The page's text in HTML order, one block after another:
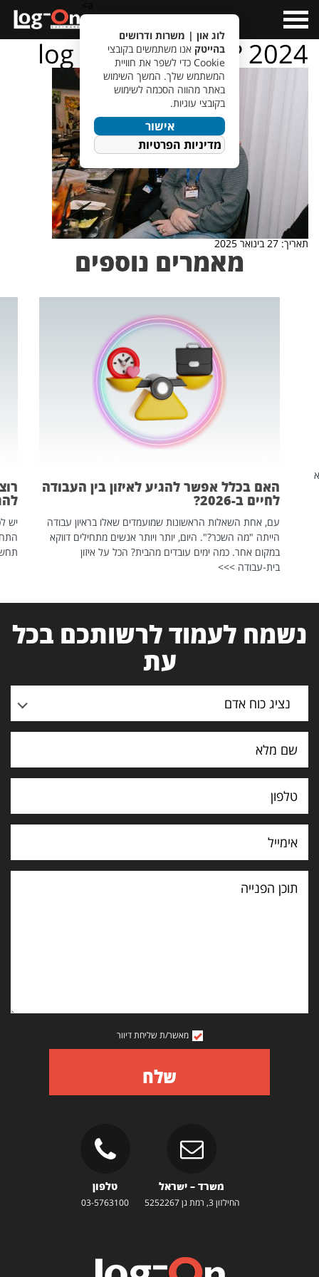
Menu
log – on – ???????? 2024
תאריך: 27 בינואר 2025
מאמרים נוספים
האם בכלל אפשר להגיע לאיזון בין העבודה
לחיים ב-2026?
עם, אחת השאלות הראשונות שמועמדים שאלו בראיון עבודה
הייתה "מה השכר?". היום, יותר ויותר אנשים מתחילים דווקא
במקום אחר. כמה ימים עובדים מהבית? הכל על איזון
בית-עבודה >>>
יש
נשמח לעמוד לרשותכם בכל
עת
נציג כוח אדם
תוכן
הפנייה
מאשר/ת שליחת דיוור
שלח
משרד – ישראל
החילזון 3, רמת גן 5252267
טלפון
03-5763100
לוג און | משרות ודרושים
בהייטק אנו משתמשים בקובצי
Cookie כדי לשפר את חוויית
המשתמש שלך. המשך השימוש
באתר מהווה הסכמה לשימוש
בקובצי עוגיות.
אישור
מדיניות הפרטיות